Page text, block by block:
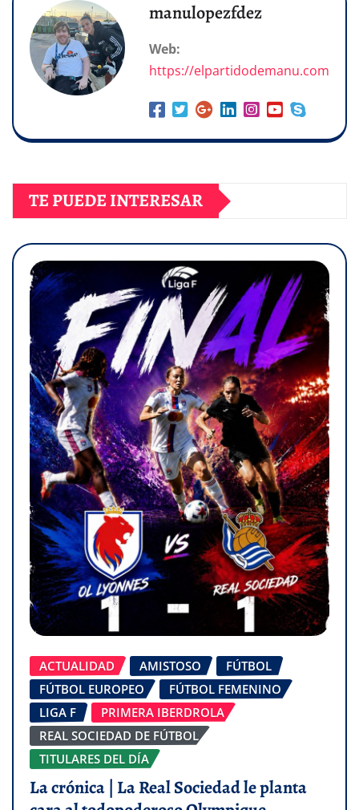
manulopezfdez
Web:
https://elpartidodemanu.com
TE PUEDE INTERESAR
ACTUALIDAD AMISTOSO
FÚTBOL
FÚTBOL EUROPEO
FÚTBOL FEMENINO
LIGA F
PRIMERA IBERDROLA
REAL SOCIEDAD DE FÚTBOL
TITULARES DEL DÍA
La crónica | La Real Sociedad le planta